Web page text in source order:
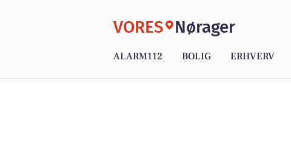
VORES Nørager
ALARM112 BOLIG ERHVERV